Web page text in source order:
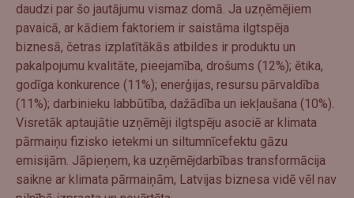
daudzi par šo jautājumu vismaz domā. Ja uzņēmējiem
pavaicā, ar kādiem faktoriem ir saistāma ilgtspēja
biznesā, četras izplatītākās atbildes ir produktu un
pakalpojumu kvalitāte, pieejamība, drošums (12%); ētika,
godīga konkurence (11%); enerģijas, resursu pārvaldība
(11%); darbinieku labbūtība, dažādība un iekļaušana (10%).
Visretāk aptaujātie uzņēmēji ilgtspēju asociē ar klimata
pārmaiņu fizisko ietekmi un siltumnīcefektu gāzu
emisijām. Jāpieņem, ka uzņēmējdarbības transformācija
saikne ar klimata pārmaiņām, Latvijas biznesa vidē vēl nav